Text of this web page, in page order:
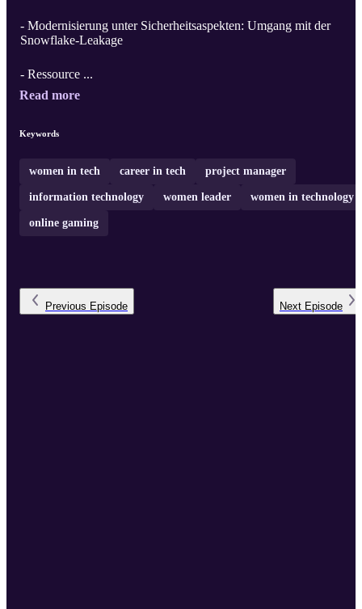
- Modernisierung unter Sicherheitsaspekten: Umgang mit der
Snowflake-Leakage
- Ressource ...
Read more
Keywords
women in tech career in tech project manager
information technology women leader women in technology
online gaming
Previous Episode Next Episode